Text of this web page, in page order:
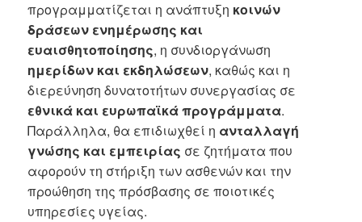
προγραμματίζεται η ανάπτυξη κοινών
δράσεων ενημέρωσης και
ευαισθητοποίησης, η συνδιοργάνωση
ημερίδων και εκδηλώσεων, καθώς και η
διερεύνηση δυνατοτήτων συνεργασίας σε
εθνικά και ευρωπαϊκά προγράμματα.
Παράλληλα, θα επιδιωχθεί η ανταλλαγή
γνώσης και εμπειρίας σε ζητήματα που
αφορούν τη στήριξη των ασθενών και την
προώθηση της πρόσβασης σε ποιοτικές
υπηρεσίες υγείας.